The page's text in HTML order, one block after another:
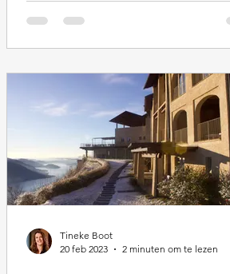
Tineke Boot
20 feb 2023
2 minuten om te lezen